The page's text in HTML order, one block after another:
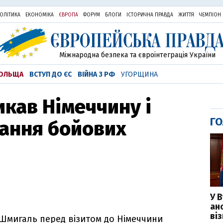
ЕКОНОМІКА ЄВРОПА ФОРУМ БЛОГИ ІСТОРИЧНА ПРАВДА ЖИТТЯ ЧЕМПІОН
Міжнародна безпека та євроінтеграція України
ВСТУП ДО ЄС ВІЙНА З РФ УГОРЩИНА
Німеччину і
бойових
перед візитом до Німеччини
У